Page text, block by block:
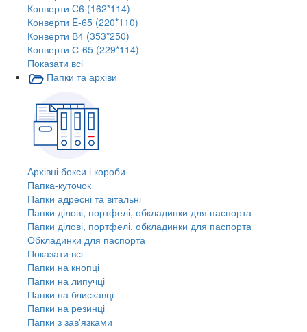
Конверти C6 (162*114)
Конверти E-65 (220*110)
Конверти В4 (353*250)
Конверти С-65 (229*114)
Показати всі
Папки та архіви
Архівні бокси і короби
Папка-куточок
Папки адресні та вітальні
Папки ділові, портфелі, обкладинки для паспорта
Папки ділові, портфелі, обкладинки для паспорта
Обкладинки для паспорта
Показати всі
Папки на кнопці
Папки на липучці
Папки на блискавці
Папки на резинці
Папки з зав'язками